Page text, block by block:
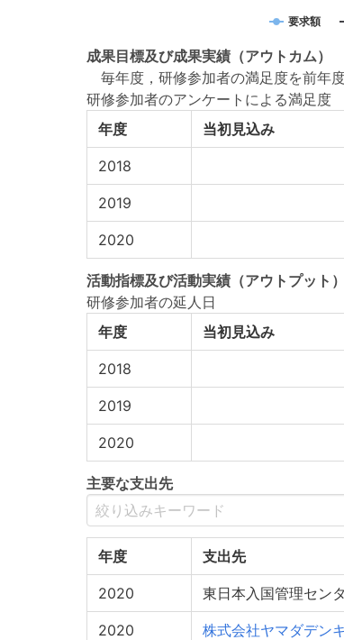
要求額
成果目標及び成果実績 （アウトカム）
毎年度，研修参加者の満足度を前年度
研修参加者のアンケートによる満足度
年度
当初見込み
2018
2019
2020
活動指標及び活動実績 （アウトプット）
研修参加者の延人日
年度
当初見込み
2018
2019
2020
主要な支出先
年度 支出先
2020 東日本入国管理セン
2020 株式会社ヤマダデンキ